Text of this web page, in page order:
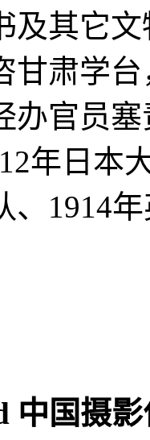
及其它
甘肃学
办官员
年日本
、1914
中国摄